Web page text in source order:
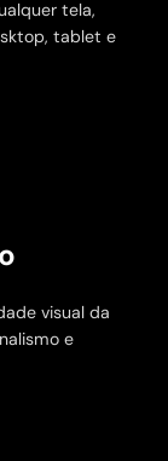
tela,
tablet e
visual da
e